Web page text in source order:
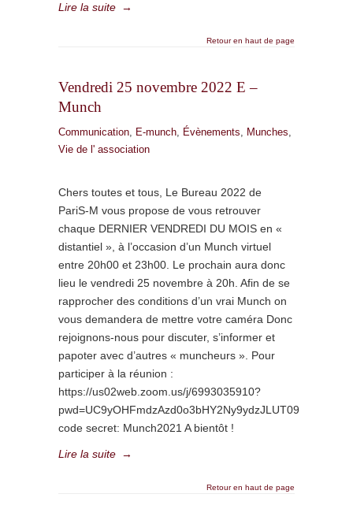
Lire la suite →
Retour en haut de page
Vendredi 25 novembre 2022 E –
Munch
Communication, E-munch, Évènements, Munches,
Vie de l' association
Chers toutes et tous, Le Bureau 2022 de
PariS-M vous propose de vous retrouver
chaque DERNIER VENDREDI DU MOIS en «
distantiel », à l’occasion d’un Munch virtuel
entre 20h00 et 23h00. Le prochain aura donc
lieu le vendredi 25 novembre à 20h. Afin de se
rapprocher des conditions d’un vrai Munch on
vous demandera de mettre votre caméra Donc
rejoignons-nous pour discuter, s’informer et
papoter avec d’autres « muncheurs ». Pour
participer à la réunion :
https://us02web.zoom.us/j/6993035910?
pwd=UC9yOHFmdzAzd0o3bHY2Ny9ydzJLUT09
code secret: Munch2021 A bientôt !
Lire la suite →
Retour en haut de page